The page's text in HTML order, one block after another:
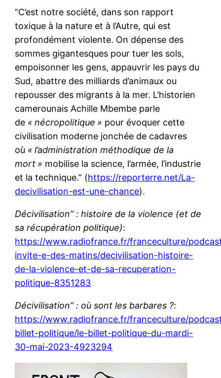
“C’est notre société, dans son rapport
toxique à la nature et à l’Autre, qui est
profondément violente. On dépense des
sommes gigantesques pour tuer les sols,
empoisonner les gens, appauvrir les pays du
Sud, abattre des milliards d’animaux ou
repousser des migrants à la mer. L’historien
camerounais Achille Mbembe parle
de « nécropolitique » pour évoquer cette
civilisation moderne jonchée de cadavres
où « l’administration méthodique de la
mort » mobilise la science, l’armée, l’industrie
et la technique.” (https://reporterre.net/La-
decivilisation-est-une-chance).
Décivilisation” : histoire de la violence (et de
sa récupération politique):
https://www.radiofrance.fr/franceculture/
invite-e-des-matins/decivilisation-histoire-
de-la-violence-et-de-sa-recuperation-
politique-8351283
Décivilisation” : où sont les barbares ?:
https://www.radiofrance.fr/franceculture/
billet-politique/le-billet-politique-du-mardi-
30-mai-2023-4923294